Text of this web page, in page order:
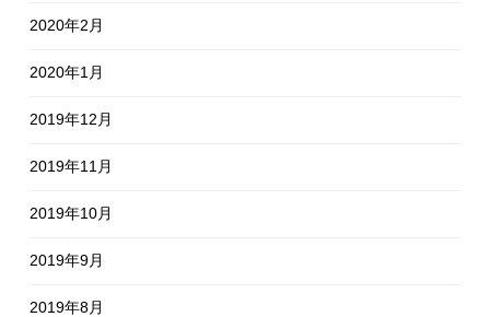
2020年2月
2020年1月
2019年12月
2019年11月
2019年10月
2019年9月
2019年8月